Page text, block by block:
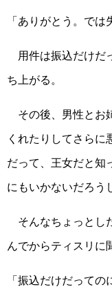
「ありがとう。では
用件は振込だけだ
ち上がる。
その後、男性とお
くれたりしてさらに
だって、王女だと知
にもいかないだろう
そんなちょっとし
んでからティスリに
「振込だけだって